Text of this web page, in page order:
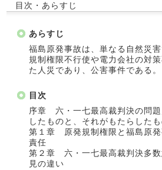
目次・あらすじ
あらすじ
福島原発事故は、単なる自然災
規制権限不行使や電力会社の対
た人災であり、公害事件である。
目次
序章 六・一七最高裁判決の問
したものと、それがもたらした
第１章 原発規制権限と福島原発
責任
第２章 六・一七最高裁判決多数
見の違い